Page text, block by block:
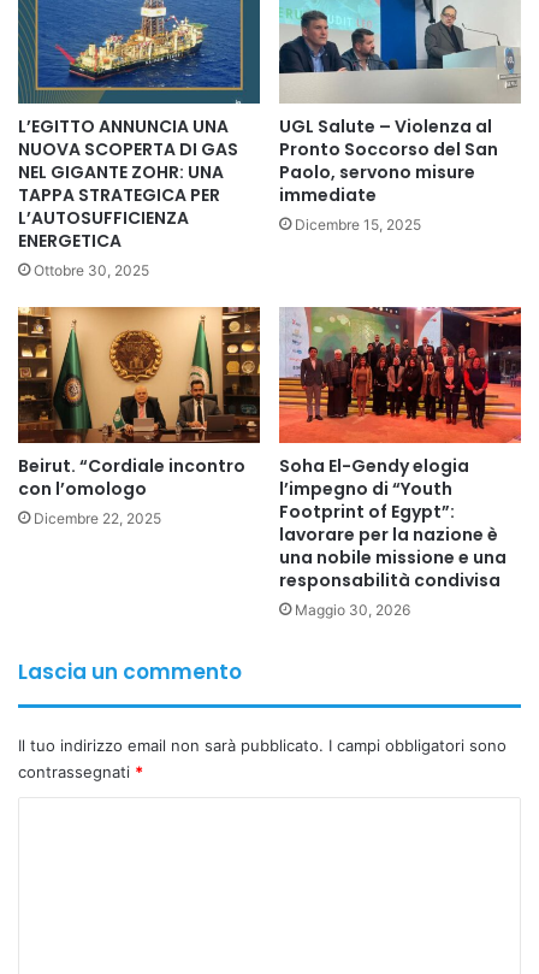
L’EGITTO ANNUNCIA UNA
NUOVA SCOPERTA DI GAS
NEL GIGANTE ZOHR: UNA
TAPPA STRATEGICA PER
L’AUTOSUFFICIENZA
ENERGETICA
Ottobre 30, 2025
UGL Salute – Violenza al
Pronto Soccorso del San
Paolo, servono misure
immediate
Dicembre 15, 2025
Beirut. “Cordiale incontro
con l’omologo
Dicembre 22, 2025
Soha El-Gendy elogia
l’impegno di “Youth
Footprint of Egypt”:
lavorare per la nazione è
una nobile missione e una
responsabilità condivisa
Maggio 30, 2026
Lascia un commento
Il tuo indirizzo email non sarà pubblicato. I campi obbligatori sono
contrassegnati *